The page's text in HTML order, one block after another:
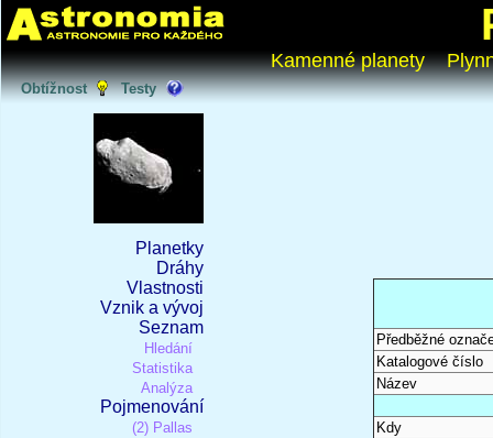
Kamenné planety
Obtížnost Testy
Planetky
Dráhy
Vlastnosti
Vznik a vývoj
Seznam
Hledání
Statistika
Analýza
Pojmenování
(2) Pallas
Předběžné
Katalogové číslo
Název
Kdy